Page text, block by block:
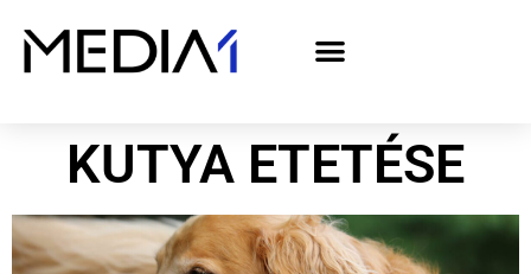
KUTYA ETETÉSE